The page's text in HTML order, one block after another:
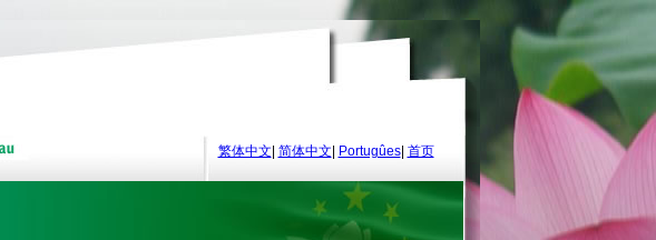
繁体中文 简体中文 Portugûes| 首页